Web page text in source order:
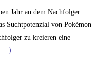
Jahr an dem Nachfolger.
Suchtpotenzial von Pokémon
zu kreieren eine
…)